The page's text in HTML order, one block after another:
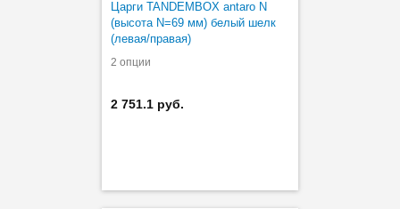
Царги TANDEMBOX antaro N
(высота N=69 мм) белый шелк
(левая/правая)
2 опции
2 751.1 руб.